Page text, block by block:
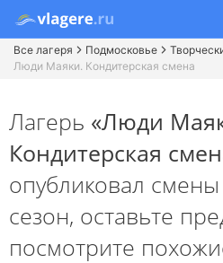
Все лагеря Подмосковье
Люди Маяки. Кондитерская смена
Лагерь «Люди
Кондитерская
опубликовал
сезон, оставьте
посмотрите